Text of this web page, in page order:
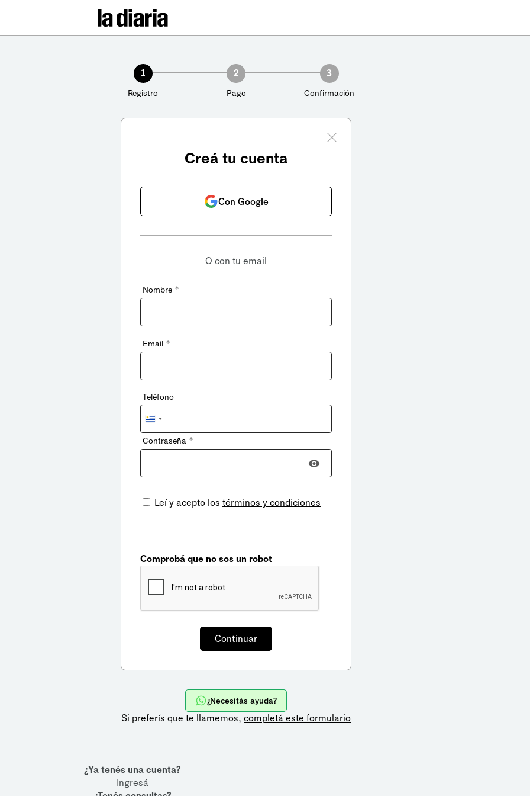
1
Registro
2
Pago
3
Confirmación
Creá tu cuenta
Con Google
O con tu email
Nombre *
Email *
Teléfono
Uruguay
+598
Contraseña *
Leí y acepto los términos y condiciones
Comprobá que no sos un robot
¿Necesitás ayuda?
Si preferís que te llamemos, completá este formulario
¿Ya tenés una cuenta?
Ingresá